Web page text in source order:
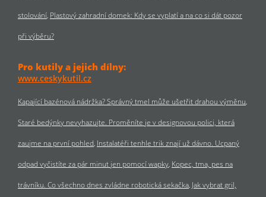
stolování Plastový zahradní domek: Kdy se vyplatí a na co si dát pozor
při výběru?
Pro kutily a jejich dílny:
www.ceskykutil.cz
Kapající bazénová nádržka? Správný tmel může ušetřit drahou výměnu
Staré bedýnky nevyhazujte. Proměníte je v designovou polici, která
zaujme na první pohled Instalatéři tenhle trik znají už dávno. Ucpaný
odpad vyčistíte za pár minut jen pomocí wapky Kopec, tma, pes na
trávníku. Co všechno dnes zvládne robotická sekačka Jak vybrat gril,